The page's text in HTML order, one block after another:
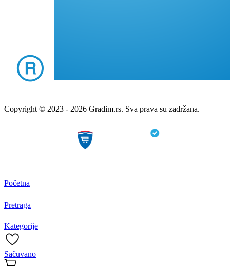
Copyright © 2023 - 2026 Gradim.rs. Sva prava su zadržana.
Početna
Pretraga
Kategorije
Sačuvano